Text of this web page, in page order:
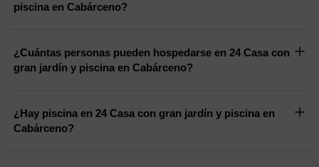
piscina en Cabárceno?
¿Cuántas personas pueden hospedarse en 24 Casa con
gran jardín y piscina en Cabárceno?
¿Hay piscina en 24 Casa con gran jardín y piscina en
Cabárceno?